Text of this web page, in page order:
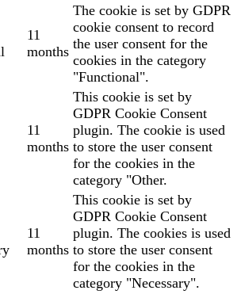
11
months
The cookie is set by GDPR
cookie consent to record
the user consent for the
cookies in the category
"Functional".
11
months
This cookie is set by
GDPR Cookie Consent
plugin. The cookie is used
to store the user consent
for the cookies in the
category "Other.
11
months
This cookie is set by
GDPR Cookie Consent
plugin. The cookies is used
to store the user consent
for the cookies in the
category "Necessary".